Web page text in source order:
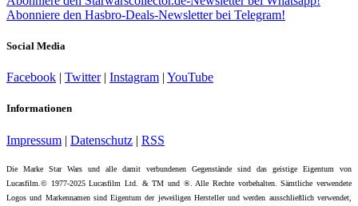
Abonniere den Hasbro-Deals-Newsletter bei Telegram!
Social Media
Facebook | Twitter| Instagram | YouTube
Informationen
Impressum | Datenschutz | RSS
Die Marke Star Wars und alle damit verbundenen Gegenstände sind das geistige Eigentum von
Lucasfilm.© 1977-2025 Lucasfilm Ltd. & TM und ®. Alle Rechte vorbehalten. Sämtliche verwendete
Logos und Markennamen sind Eigentum der jeweiligen Hersteller und werden ausschließlich verwendet,